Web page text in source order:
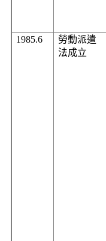
1985.6
勞動派遣
法成立